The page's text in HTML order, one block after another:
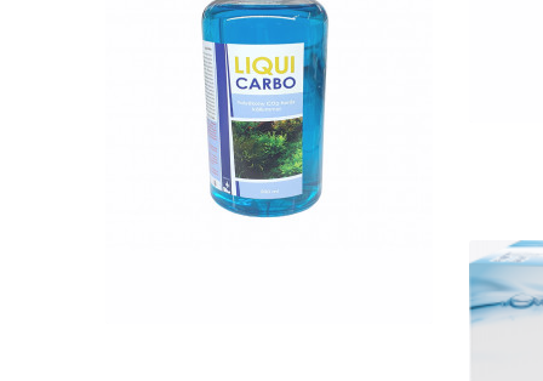
Nettó ár: 2,984 Ft
Liqui Carbo folyékony
CO2 500ml - 25000 liter
vízhez
KOSÁRBA